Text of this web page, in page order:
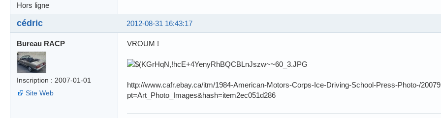
Hors ligne
2012-08-31 16:43:17
cédric
Bureau RACP
Inscription : 2007-01-01
Site Web
VROUM !
http://www.cafr.ebay.ca/itm/1984-American-Motors-Corps-Ice-Driving-School-Press-Photo-/
pt=Art_Photo_Images&hash=item2ec051d286